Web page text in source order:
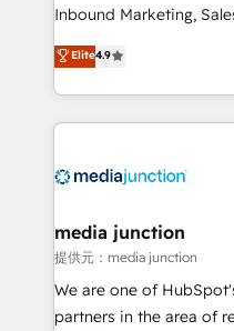
Inbound Marketing,
specialize in driving
across industries
and customer success
methodologies. As
offer unparalleled insights. Operating in
Mexico, USA, and
hundred successful operations. Our
rooted in RevOps
training, planning, and
Elite4.9
media junction
提供元：media junction
We are one of
partners in the area of